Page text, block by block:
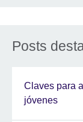
Posts
Claves para
jóvenes